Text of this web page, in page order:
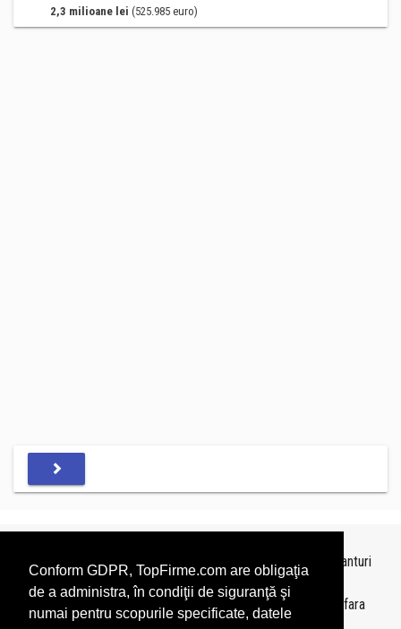
Conform GDPR, TopFirme.com are obligaţia
de a administra, în condiţii de siguranţă şi
numai pentru scopurile specificate, datele
2,3 milioane lei (525.985 euro)
Topurile sunt realizate deTopFirme
pe baza ultimelor bilanturi
depuse si au scop informativ.
Este interzisa folosirea topurilor fara acordul TopFirme si fara